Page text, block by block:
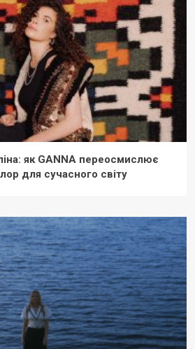
як GANNA переосмислює
для сучасного світу